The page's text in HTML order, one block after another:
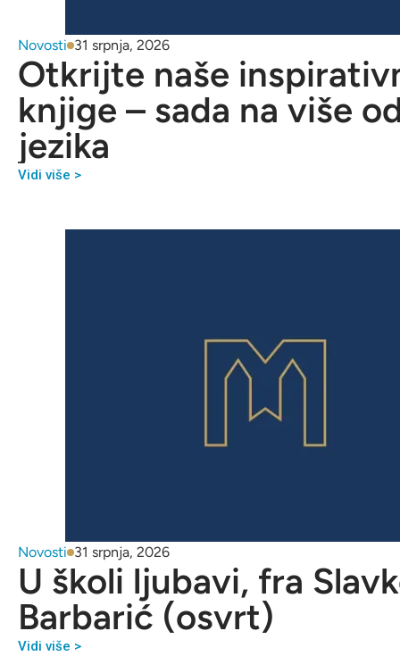
Novosti 31 srpnja, 2026
Otkrijte naše
knjige – sada na više
jezika
Vidi više >
Novosti 31 srpnja, 2026
U školi ljubavi, fra
Barbarić (osvrt)
Vidi više >